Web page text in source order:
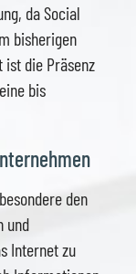
da Social
bisherigen
ist die Präsenz
bis
den
und
Internet zu